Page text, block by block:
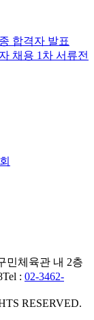
합격자 발표
채용 1차 서류전
민체육관 내 2층
Tel : 02-3462-
RESERVED.